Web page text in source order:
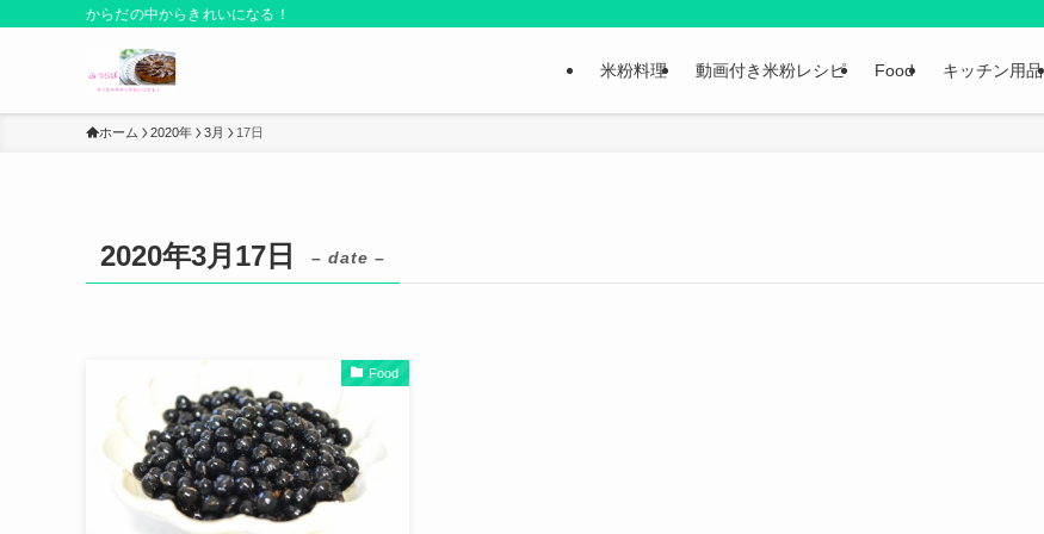
からだの中からきれいになる！
米粉料理 動画付き米粉レシピ Food キッチン用品
ホーム 2020年 3月 17日
2020年3月17日 – date –
Food